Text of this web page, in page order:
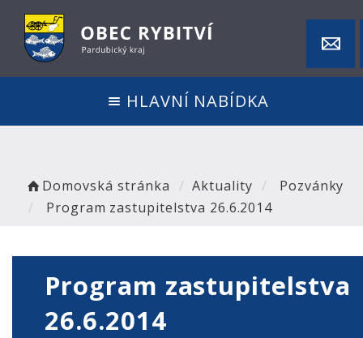
HLAVNÍ NABÍDKA
Domovská stránka Aktuality
Pozvánky
Program zastupitelstva 26.6.2014
Program zastupitelstva
26.6.2014